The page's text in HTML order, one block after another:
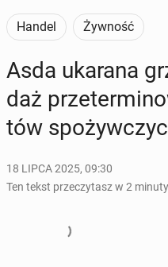
Handel Żywność
Asda ukarana
daż
tów
18 LIPCA 2025, 09:30
Ten tekst przeczytasz w 2 minuty